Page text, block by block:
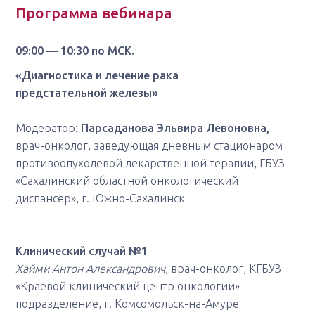
Программа вебинара
09:00 — 10:30 по МСК.
«Диагностика и лечение рака
предстательной железы»
Модератор: Парсаданова Эльвира Левоновна,
врач-онколог, заведующая дневным стационаром
противоопухолевой лекарственной терапии, ГБУЗ
«Сахалинский областной онкологический
диспансер», г. Южно-Сахалинск
Клинический случай №1
Хайми Антон Александрович, врач-онколог, КГБУЗ
«Краевой клинический центр онкологии»
подразделение, г. Комсомольск-на-Амуре